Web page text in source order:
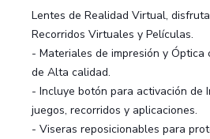
Lentes de Realidad Virtual,
Recorridos Virtuales y Películas.
- Materiales de impresión y Óptica
de Alta calidad.
- Incluye botón para activación de
juegos, recorridos y aplicaciones.
- Viseras reposicionables para